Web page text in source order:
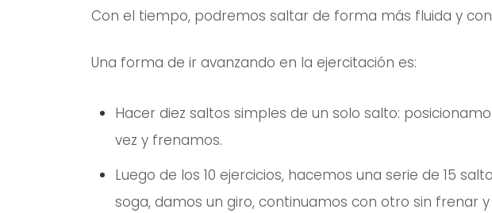
Con el tiempo, podremos saltar de forma más fluida y
Una forma de ir avanzando en la ejercitación es:
Hacer diez saltos simples de un solo salto:
vez y frenamos.
Luego de los 10 ejercicios, hacemos una serie de 15
soga, damos un giro, continuamos con otro sin frenar